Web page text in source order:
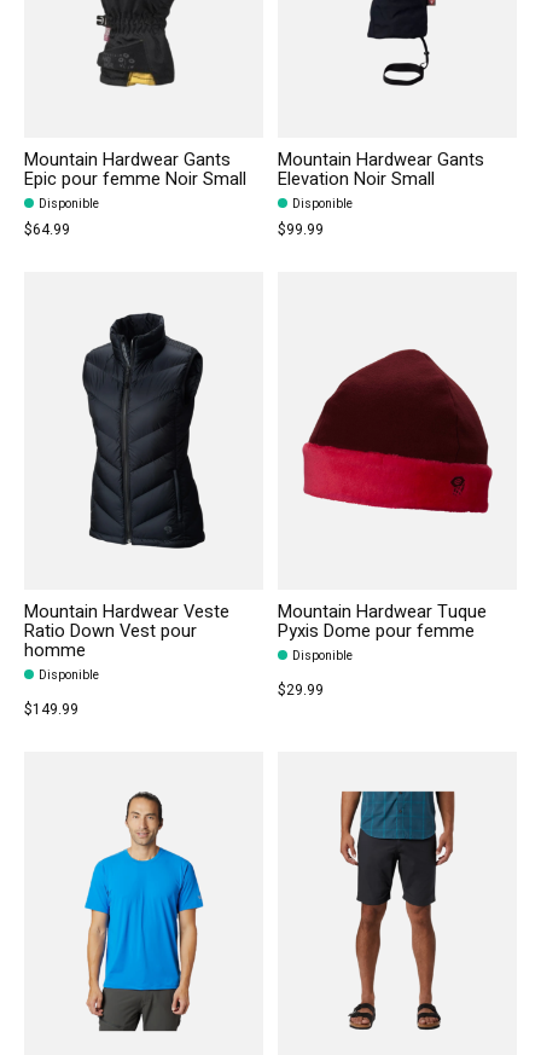
Mountain Hardwear Gants
Epic pour femme Noir Small
Disponible
$64.99
Mountain Hardwear Gants
Elevation Noir Small
Disponible
$99.99
Mountain Hardwear Veste
Ratio Down Vest pour
homme
Disponible
$149.99
Mountain Hardwear Tuque
Pyxis Dome pour femme
Disponible
$29.99